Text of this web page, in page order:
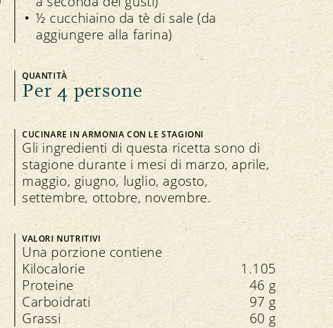
½ cucchiaino da tè di sale (da
aggiungere alla farina)
QUANTITÀ
Per 4 persone
CUCINARE IN ARMONIA CON LE STAGIONI
Gli ingredienti di questa ricetta sono di
stagione durante i mesi di marzo, aprile,
maggio, giugno, luglio, agosto,
settembre, ottobre, novembre.
VALORI NUTRITIVI
Una porzione contiene
Kilocalorie
1.105
Proteine
46 g
Carboidrati
97 g
Grassi
60 g